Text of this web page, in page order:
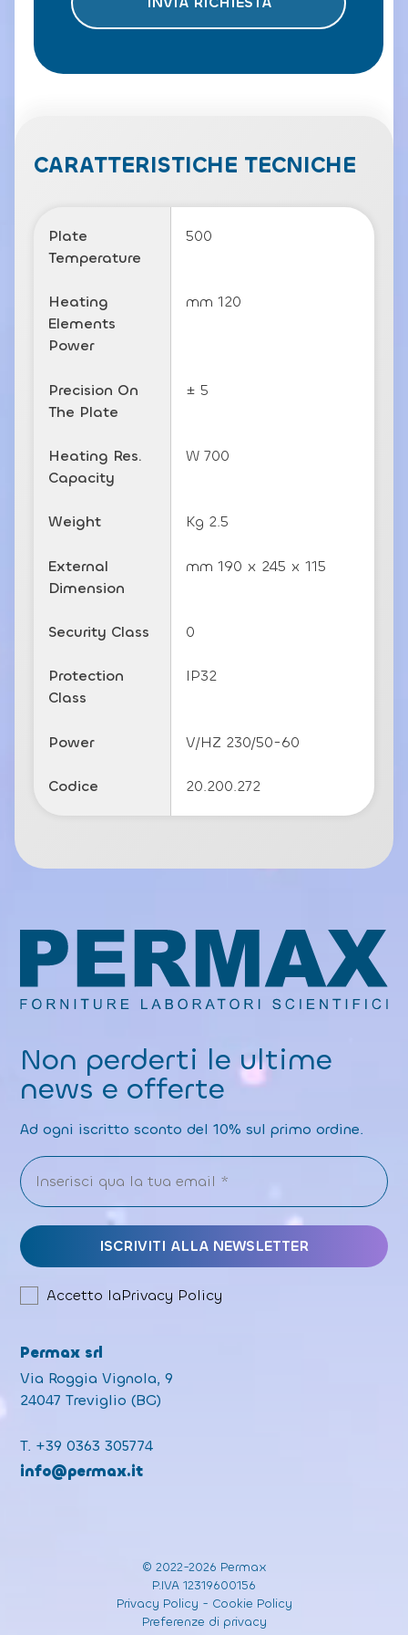
c
y
li
c
y
CARATTERISTICHE TECNICHE
Plate
Temperature
500
Heating
Elements
Power
mm 120
Precision On
The Plate
± 5
Heating Res.
Capacity
W 700
Weight Kg 2.5
External
Dimension
mm 190 x 245 x 115
Security Class 0
Protection
Class
IP32
Power V/HZ 230/50-60
Codice 20.200.272
Non perderti le ultime
news e offerte
Ad ogni iscritto sconto del 10% sul primo ordine.
Accetto laPrivacy Policy
Permax srl
Via Roggia Vignola, 9
24047 Treviglio (BG)
T. +39 0363 305774
info@permax.it
© 2022-2026 Permax
P.IVA 12319600156
Privacy Policy - Cookie Policy
Preferenze di privacy